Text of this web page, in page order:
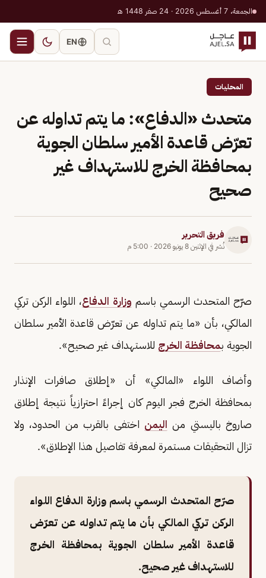
الجمعة، 7 أغسطس 2026 · 24 صفر 1448 هـ
EN
المحليات
متحدث «الدفاع»: ما يتم تداوله عن
تعرّض قاعدة الأمير سلطان الجوية
بمحافظة الخرج للاستهداف غير
صحيح
فريق التحرير
نُشر في الإثنين 8 يونيو 2026 · 5:00 م
صرّح المتحدث الرسمي باسم وزارة الدفاع، اللواء الركن تركي
المالكي، بأن «ما يتم تداوله عن تعرّض قاعدة الأمير سلطان
الجوية بمحافظة الخرج للاستهداف غير صحيح».
وأضاف اللواء «المالكي» أن «إطلاق صافرات الإنذار
بمحافظة الخرج فجر اليوم كان إجراءً احترازياً نتيجة إطلاق
صاروخ باليستي من اليمن اختفى بالقرب من الحدود، ولا
تزال التحقيقات مستمرة لمعرفة تفاصيل هذا الإطلاق».
صرّح المتحدث الرسمي باسم وزارة الدفاع اللواء
الركن تركي المالكي بأن ما يتم تداوله عن تعرّض
قاعدة الأمير سلطان الجوية بمحافظة الخرج
للاستهداف غير صحيح.